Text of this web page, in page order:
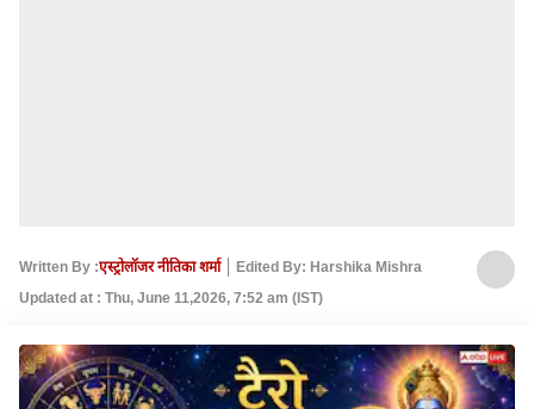
Written By :एस्ट्रोलॉजर नीतिका शर्मा
Edited By: Harshika Mishra
Updated at : Thu, June 11,2026, 7:52 am (IST)